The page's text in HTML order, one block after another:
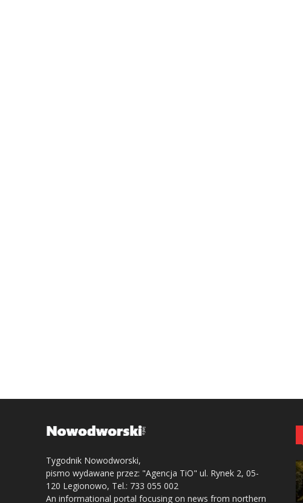
Tygodnik Nowodworski,
pismo wydawane przez: "Agencja TiO" ul. Rynek 2, 05-
120 Legionowo, Tel.: 733 055 002
An informational portal focusing on news from northern